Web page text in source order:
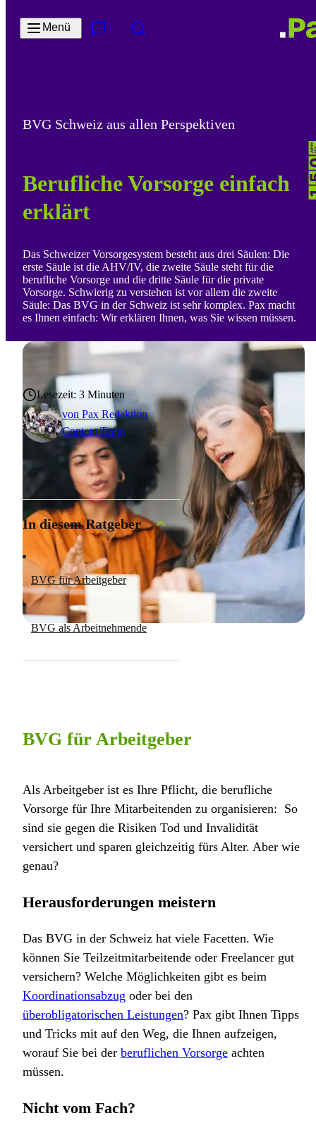
Menü
BVG Schweiz aus allen Perspektiven
Berufliche Vorsorge einfach
erklärt
Das Schweizer Vorsorgesystem besteht aus drei Säulen: Die
erste Säule ist die AHV/IV, die zweite Säule steht für die
berufliche Vorsorge und die dritte Säule für die private
Vorsorge. Schwierig zu verstehen ist vor allem die zweite
Säule: Das BVG in der Schweiz ist sehr komplex. Pax macht
es Ihnen einfach: Wir erklären Ihnen, was Sie wissen müssen.
von Pax Redaktion
Content Team
Lesezeit: 3 Minuten
BVG für Arbeitgeber
Als Arbeitgeber ist es Ihre Pflicht, die berufliche
Vorsorge für Ihre Mitarbeitenden zu organisieren: So
sind sie gegen die Risiken Tod und Invalidität
versichert und sparen gleichzeitig fürs Alter. Aber wie
genau?
Herausforderungen meistern
Das BVG in der Schweiz hat viele Facetten. Wie
können Sie Teilzeitmitarbeitende oder Freelancer gut
versichern? Welche Möglichkeiten gibt es beim
Koordinationsabzug oder bei den
überobligatorischen Leistungen? Pax gibt Ihnen Tipps
und Tricks mit auf den Weg, die Ihnen aufzeigen,
worauf Sie bei der beruflichen Vorsorge achten
müssen.
Nicht vom Fach?
In diesem Ratgeber
BVG für Arbeitgeber
BVG als Arbeitnehmende